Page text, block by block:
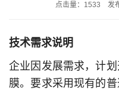
点击量：1533 发
技术需求说明
企业因发展需求，计
膜。要求采用现有的